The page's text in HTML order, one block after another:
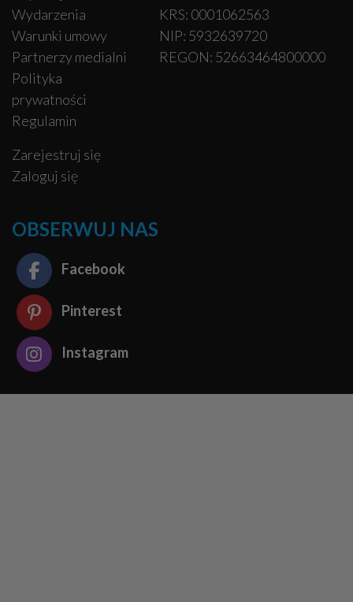
Wydarzenia
Warunki umowy
Partnerzy medialni
Polityka
prywatności
Regulamin
Zarejestruj się
Zaloguj się
KRS: 0001062563
NIP: 5932639720
REGON: 52663464800000
OBSERWUJ NAS
Facebook
Pinterest
Instagram